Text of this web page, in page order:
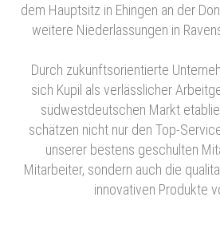
dem Hauptsitz in Ehingen an der
weitere Niederlassungen in
Durch zukunftsorientierte
sich Kupil als verlässlicher
südwestdeutschen Markt
schätzen nicht nur den Top-
unserer bestens geschulten
Mitarbeiter, sondern auch die
innovativen Produkte